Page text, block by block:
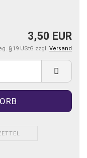
3,50 EUR
§19 UStG zzgl. Versand